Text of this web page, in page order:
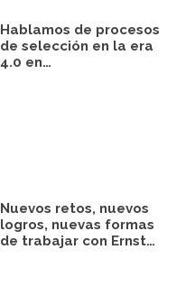
Hablamos de procesos
de selección en la era
4.0 en…
Nuevos retos, nuevos
logros, nuevas formas
de trabajar con Ernst…